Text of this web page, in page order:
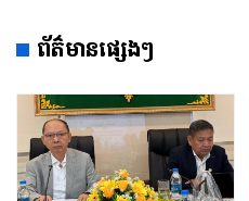
ព័ត៌មានផ្សេងៗ